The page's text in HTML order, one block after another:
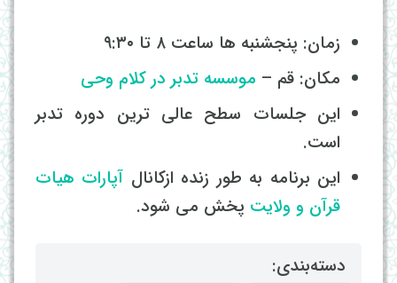
زمان: پنجشنبه ها ساعت ۸ تا ۹:۳۰
مکان: قم – موسسه تدبر در کلام وحی
این جلسات سطح عالی ترین دوره تدبر
است.
این برنامه به طور زنده ازکانال آپارات هیات
قرآن و ولایت پخش می شود.
دسته‌بندی: ‌